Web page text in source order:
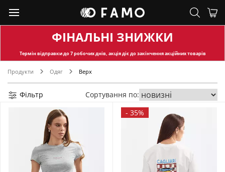
ФІНАЛЬНІ ЗНИЖКИ
Термін відправкидо 7 робочих днів, акція діє до закінчення акційних товарів
Продукти Одяг Верх
Фільтр Сортування по:
- 35%